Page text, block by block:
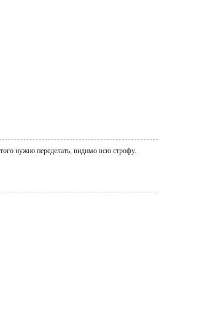
нужно переделать, видимо всю строфу.